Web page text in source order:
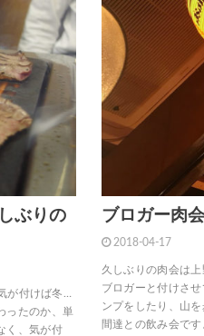
ぶりの
が付けば冬…
ったのか、単
く、気が付
ブロガー肉
2018-04-17
久しぶりの肉会は
ブロガーと付けさ
ンプをしたり、山
間達との飲み会で